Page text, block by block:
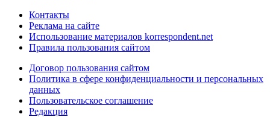
Контакты
Реклама на сайте
Использование материалов korrespondent.net
Правила пользования сайтом
Договор пользования сайтом
Политика в сфере конфиденциальности и персональных
данных
Пользовательское соглашение
Редакция